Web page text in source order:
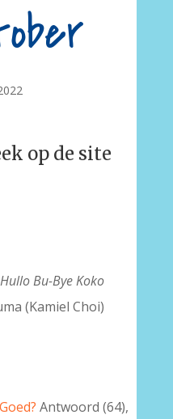
op de site
Hullo Bu-Bye Koko
(Kamiel Choi)
Antwoord (64),